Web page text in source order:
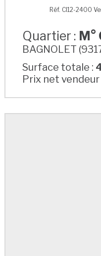
M°
Réf. CI12-2400
Quartier : M°
BAGNOLET
Surface totale :
Prix net vendeur